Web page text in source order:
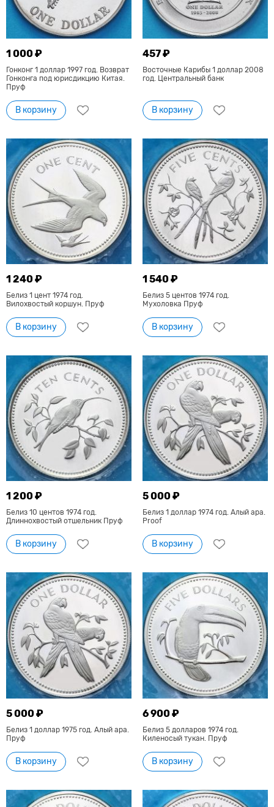
1 000 ₽
Гонконг 1 доллар 1997 год. Возврат
Гонконга под юрисдикцию Китая.
Пруф
В корзину
457 ₽
Восточные Карибы 1 доллар 2008
год. Центральный банк
В корзину
1 240 ₽
Белиз 1 цент 1974 год.
Вилохвостый коршун. Пруф
В корзину
1 540 ₽
Белиз 5 центов 1974 год.
Мухоловка Пруф
В корзину
1 200 ₽
Белиз 10 центов 1974 год.
Длиннохвостый отшельник Пруф
В корзину
5 000 ₽
Белиз 1 доллар 1974 год. Алый ара.
Proof
В корзину
5 000 ₽
Белиз 1 доллар 1975 год. Алый ара.
Пруф
В корзину
6 900 ₽
Белиз 5 долларов 1974 год.
Киленосый тукан. Пруф
В корзину